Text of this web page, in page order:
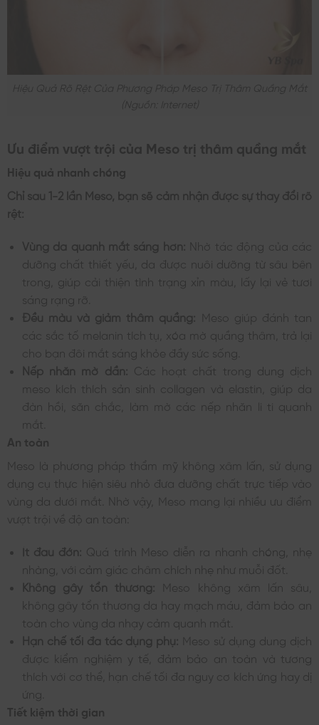
Hiệu Quả Rõ Rệt Của Phương Pháp Meso Trị Thâm Quầng Mắt
(nguồn: Internet)
Ưu điểm vượt trội của Meso trị thâm quầng mắt
Hiệu quả nhanh chóng
Chỉ sau 1-2 lần Meso, bạn sẽ cảm nhận được sự thay đổi rõ
rệt:
Vùng da quanh mắt sáng hơn: Nhờ tác động của các
dưỡng chất thiết yếu, da được nuôi dưỡng từ sâu bên
trong, giúp cải thiện tình trạng xỉn màu, lấy lại vẻ tươi
sáng rạng rỡ.
Đều màu và giảm thâm quầng: Meso giúp đánh tan
các sắc tố melanin tích tụ, xóa mờ quầng thâm, trả lại
cho bạn đôi mắt sáng khỏe đầy sức sống.
Nếp nhăn mờ dần: Các hoạt chất trong dung dịch
meso kích thích sản sinh collagen và elastin, giúp da
đàn hồi, săn chắc, làm mờ các nếp nhăn li ti quanh
mắt.
An toàn
Meso là phương pháp thẩm mỹ không xâm lấn, sử dụng
dụng cụ thực hiện siêu nhỏ đưa dưỡng chất trực tiếp vào
vùng da dưới mắt. Nhờ vậy, Meso mang lại nhiều ưu điểm
vượt trội về độ an toàn:
Ít đau đớn: Quá trình Meso diễn ra nhanh chóng, nhẹ
nhàng, với cảm giác châm chích nhẹ như muỗi đốt.
Không gây tổn thương: Meso không xâm lấn sâu,
không gây tổn thương da hay mạch máu, đảm bảo an
toàn cho vùng da nhạy cảm quanh mắt.
Hạn chế tối đa tác dụng phụ: Meso sử dụng dung dịch
được kiểm nghiệm y tế, đảm bảo an toàn và tương
thích với cơ thể, hạn chế tối đa nguy cơ kích ứng hay dị
ứng.
Tiết kiệm thời gian